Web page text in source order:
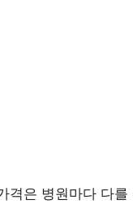
격은 병원마다 다